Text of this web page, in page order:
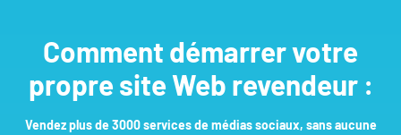
Comment démarrer votre
propre site Web revendeur :
Vendez plus de 3000 services de médias sociaux, sans aucune